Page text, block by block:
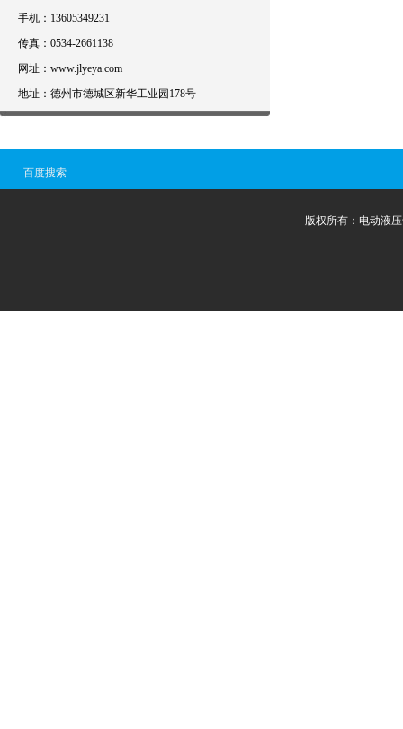
手机：13605349231
传真：0534-2661138
网址：www.jlyeya.com
地址：德州市德城区新华工业园178号
百度搜索
版权所有：电动液